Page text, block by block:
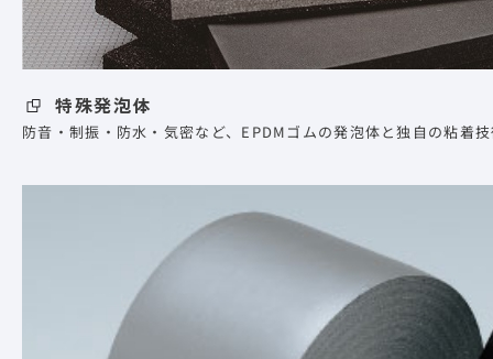
特殊発泡体
防音・制振・防水・気密など、EPDMゴムの発泡体と独自の粘着